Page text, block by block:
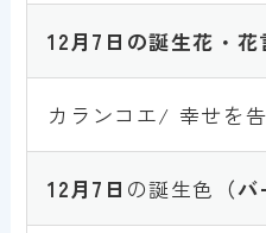
1 2月7日 の誕生花・花
カランコエ/ 幸せを
1 2月7日 の誕生色 （